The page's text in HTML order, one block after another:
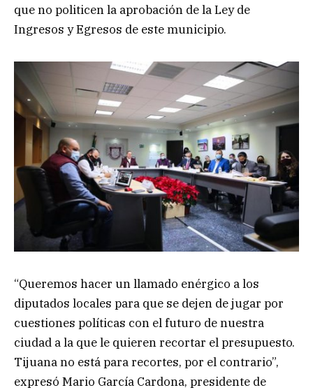
que no politicen la aprobación de la Ley de
Ingresos y Egresos de este municipio.
“Queremos hacer un llamado enérgico a los
diputados locales para que se dejen de jugar por
cuestiones políticas con el futuro de nuestra
ciudad a la que le quieren recortar el presupuesto.
Tijuana no está para recortes, por el contrario”,
expresó Mario García Cardona, presidente de